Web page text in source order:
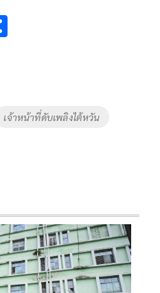
เจ้าหน้าที่ดับเพลิงไต้หวัน